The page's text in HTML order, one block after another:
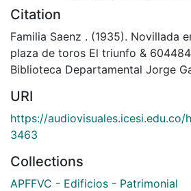
Citation
Familia Saenz . (1935). Novillada
plaza de toros El triunfo &
Biblioteca Departamental Jorge
URI
https://
3463
Collections
APFFVC - Edificios - Patrimonial